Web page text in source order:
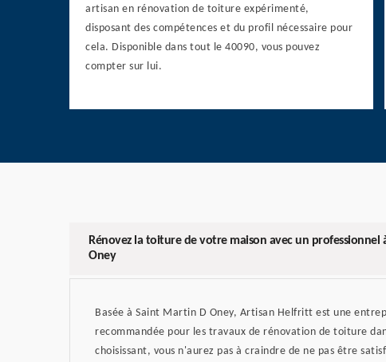
artisan en rénovation de toiture expérimenté,
disposant des compétences et du profil nécessaire pour
cela. Disponible dans tout le 40090, vous pouvez
compter sur lui.
Rénovez la toiture de votre maison avec un professionnel
Oney
Basée à Saint Martin D Oney, Artisan Helfritt est une
recommandée pour les travaux de rénovation de toiture
choisissant, vous n'aurez pas à craindre de ne pas être